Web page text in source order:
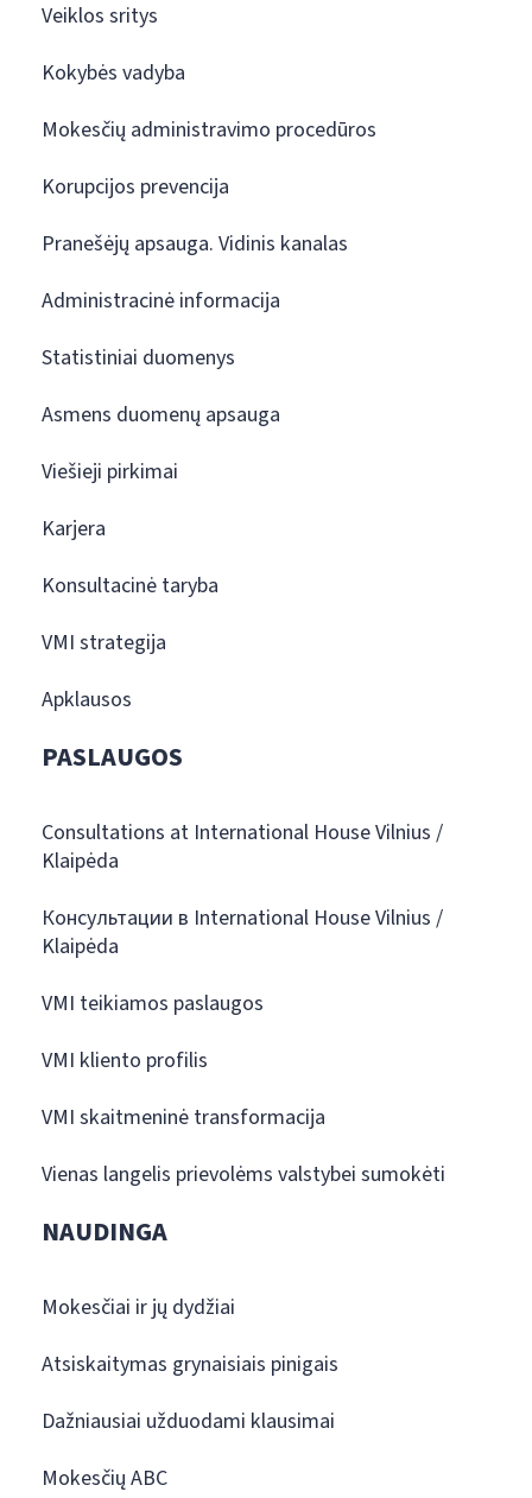
Veiklos sritys
Kokybės vadyba
Mokesčių administravimo procedūros
Korupcijos prevencija
Pranešėjų apsauga. Vidinis kanalas
Administracinė informacija
Statistiniai duomenys
Asmens duomenų apsauga
Viešieji pirkimai
Karjera
Konsultacinė taryba
VMI strategija
Apklausos
PASLAUGOS
Consultations at International House Vilnius /
Klaipėda
Консультации в International House Vilnius /
Klaipėda
VMI teikiamos paslaugos
VMI kliento profilis
VMI skaitmeninė transformacija
Vienas langelis prievolėms valstybei sumokėti
NAUDINGA
Mokesčiai ir jų dydžiai
Atsiskaitymas grynaisiais pinigais
Dažniausiai užduodami klausimai
Mokesčių ABC